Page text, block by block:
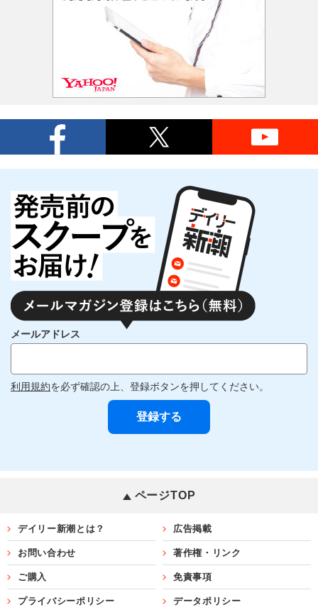
メールアドレス
利用規約を必ず確認の上、登録ボタンを押してください。
ページTOP
デイリー新潮とは？ 広告掲載
お問い合わせ 著作権・リンク
ご購入 免責事項
プライバシーポリシー データポリシー